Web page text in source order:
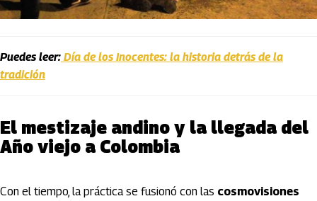
Puedes leer: Día de los Inocentes: la historia detrás de la
tradición
El mestizaje andino y la llegada del
Año viejo a Colombia
Con el tiempo, la práctica se fusionó con las cosmovisiones